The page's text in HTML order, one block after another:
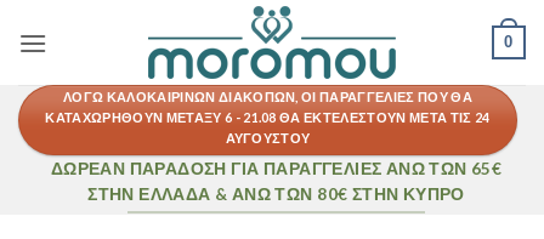
στο
0
ΛΌΓΩ ΚΑΛΟΚΑΙΡΙΝΏΝ ΔΙΑΚΟΠΏΝ, ΟΙ ΠΑΡΑΓΓΕΛΊΕΣ ΠΟΥ ΘΑ
ΚΑΤΑΧΩΡΗΘΟΎΝ ΜΕΤΑΞΎ 6 - 21.08 ΘΑ ΕΚΤΕΛΕΣΤΟΎΝ ΜΕΤΆ ΤΙΣ 24
ΑΥΓΟΎΣΤΟΥ
ΔΩΡΕΑΝ ΠΑΡΑΔΟΣΗ ΓΙΑ ΠΑΡΑΓΓΕΛΊΕΣ ΆΝΩ ΤΩΝ 65€
ΣΤΗΝ ΕΛΛΆΔΑ & ΆΝΩ ΤΩΝ 80€ ΣΤΗΝ ΚΎΠΡΟ